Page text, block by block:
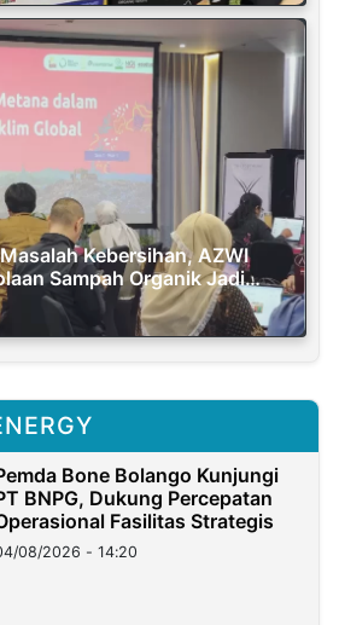
Kebersihan, AZWI
Sampah Organik Jadi
Bone Bolango Kunjungi
BNPG, Dukung Percepatan
Fasilitas Strategis
08/2026 - 14:20